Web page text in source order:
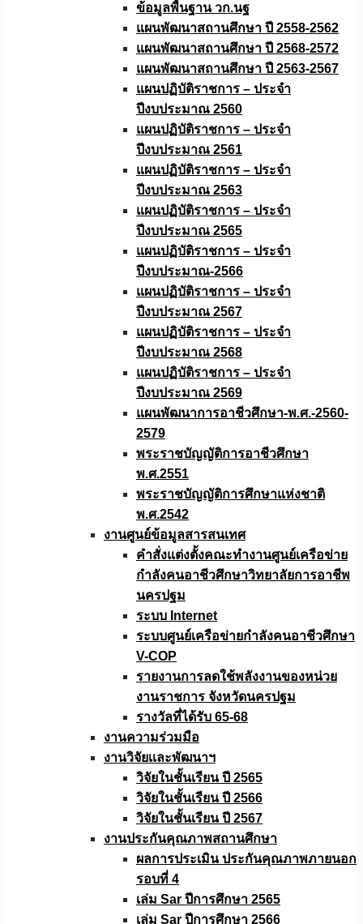
ข้อมูลพื้นฐาน วก.นฐ
แผนพัฒนาสถานศึกษา ปี 2558-2562
แผนพัฒนาสถานศึกษา ปี 2568-2572
แผนพัฒนาสถานศึกษา ปี 2563-2567
แผนปฏิบัติราชการ – ประจำ
ปีงบประมาณ 2560
แผนปฏิบัติราชการ – ประจำ
ปีงบประมาณ 2561
แผนปฏิบัติราชการ – ประจำ
ปีงบประมาณ 2563
แผนปฏิบัติราชการ – ประจำ
ปีงบประมาณ 2565
แผนปฏิบัติราชการ – ประจำ
ปีงบประมาณ-2566
แผนปฏิบัติราชการ – ประจำ
ปีงบประมาณ 2567
แผนปฏิบัติราชการ – ประจำ
ปีงบประมาณ 2568
แผนปฏิบัติราชการ – ประจำ
ปีงบประมาณ 2569
แผนพัฒนาการอาชีวศึกษา-พ.ศ.-2560-
2579
พระราชบัญญัติการอาชีวศึกษา
พ.ศ.2551
พระราชบัญญัติการศึกษาแห่งชาติ
พ.ศ.2542
งานศูนย์ข้อมูลสารสนเทศ
คำสั่งแต่งตั้งคณะทำงานศูนย์เครือข่าย
กำลังคนอาชีวศึกษาวิทยาลัยการอาชีพ
นครปฐม
ระบบ Internet
ระบบศูนย์เครือข่ายกำลังคนอาชีวศึกษา
V-COP
รายงานการลดใช้พลังงานของหน่วย
งานราชการ จังหวัดนครปฐม
รางวัลที่ได้รับ 65-68
งานความร่วมมือ
งานวิจัยเเละพัฒนาฯ
วิจัยในชั้นเรียน ปี 2565
วิจัยในชั้นเรียน ปี 2566
วิจัยในชั้นเรียน ปี 2567
งานประกันคุณภาพสถานศึกษา
ผลการประเมิน ประกันคุณภาพภายนอก
รอบที่ 4
เล่ม Sar ปีการศึกษา 2565
เล่ม Sar ปีการศึกษา 2566